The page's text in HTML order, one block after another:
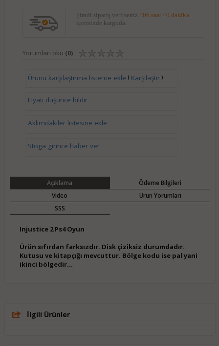
Şimdi sipariş verirseniz 106 saat 40 dakika
içerisinde kargoda.
Yorumları oku (0)
Ürünü karşılaştırma listeme ekle ( Karşılaştır)
Fiyatı düşünce bildir
Aklımdakiler listesine ekle
Stoga girince haber ver
Açıklama
Ödeme Bilgileri
Video
Ürün Yorumları
SSS
Injustice 2 Ps4 Oyun
Ürün sıfırdan farksızdır. Disk çiziksiz durumdadır.
Kutusu ve kitapçığı mevcuttur. Bölge kodu ise pal yani
ikinci bölgedir...
İlgili Ürünler